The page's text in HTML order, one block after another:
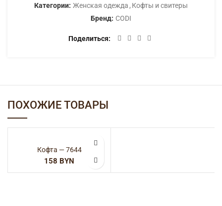
Категории: Женская одежда , Кофты и свитеры
Бренд: CODI
Поделиться
ПОХОЖИЕ ТОВАРЫ
Кофта — 7644
BYN